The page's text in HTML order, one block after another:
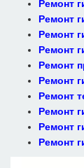
Ремонт
Ремонт
Ремонт
Ремонт
Ремонт
Ремонт
Ремонт
Ремонт
Ремонт
Ремонт